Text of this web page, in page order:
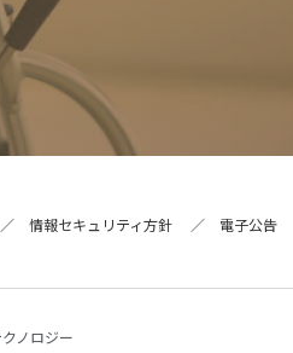
情報セキュリティ方針 電子公告
ノロジー